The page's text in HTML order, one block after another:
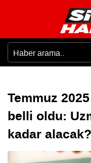
Temmuz
belli oldu:
kadar alacak?